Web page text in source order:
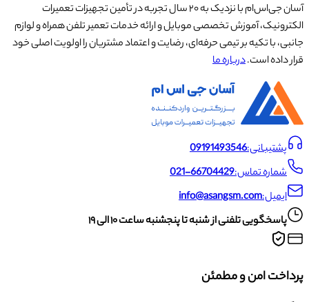
آسان جی‌اس‌ام با نزدیک به ۲۰ سال تجربه در تأمین تجهیزات تعمیرات
الکترونیک، آموزش تخصصی موبایل و ارائه خدمات تعمیر تلفن همراه و لوازم
جانبی، با تکیه بر تیمی حرفه‌ای، رضایت و اعتماد مشتریان را اولویت اصلی خود
قرار داده است.درباره ما
پشتیبانی:09191493546
شماره تماس:021-66704429
ایمیل:info@asangsm.com
پاسخگویی تلفنی از شنبه تا پنجشنبه ساعت ۱۰ الی ۱۹
پرداخت امن و مطمئن